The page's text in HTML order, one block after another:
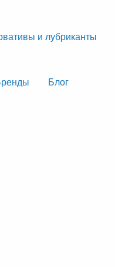
и лубриканты
Блог